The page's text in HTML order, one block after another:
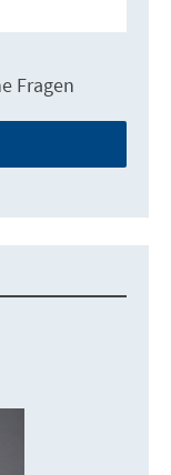
Fragen